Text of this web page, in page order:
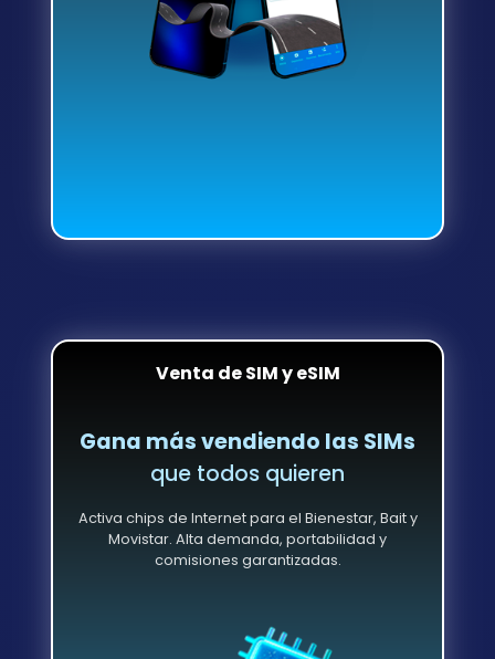
Venta de SIM y eSIM
Gana más vendiendo las SIMs
que todos quieren
Activa chips de Internet para el Bienestar, Bait y
Movistar. Alta demanda, portabilidad y
comisiones garantizadas.